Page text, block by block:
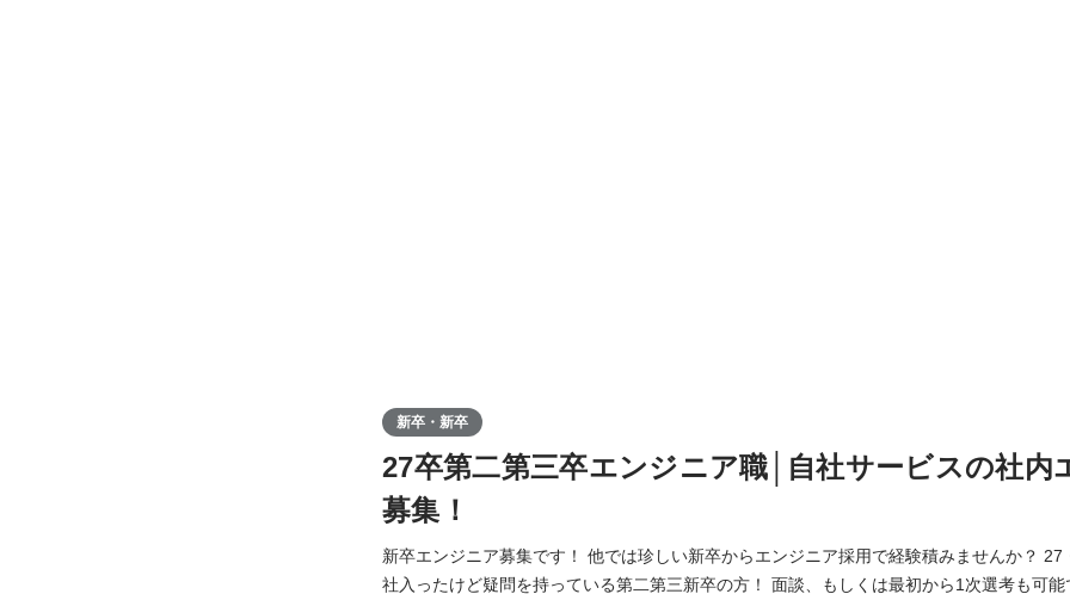
新卒・新卒
27卒第二第三卒エンジニア職│自社サービスの社内
募集！
新卒エンジニア募集です！ 他では珍しい新卒からエンジニア採用で経験積みませんか？ 27・28卒の学生！と会
社入ったけど疑問を持っている第二第三新卒の方！ 面談、もしくは最初から1次選考も可能